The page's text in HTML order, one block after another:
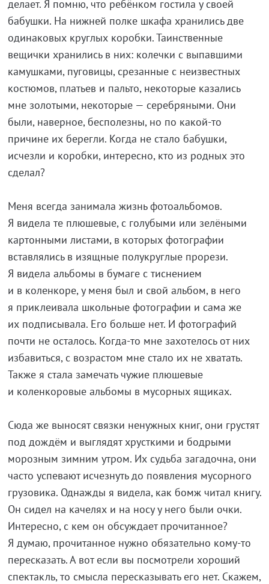
делает. Я помню, что ребёнком гостила у своей
бабушки. На нижней полке шкафа хранились две
одинаковых круглых коробки. Таинственные
вещички хранились в них: колечки с выпавшими
камушками, пуговицы, срезанные с неизвестных
костюмов, платьев и пальто, некоторые казались
мне золотыми, некоторые — серебряными. Они
были, наверное, бесполезны, но по какой-то
причине их берегли. Когда не стало бабушки,
исчезли и коробки, интересно, кто из родных это
сделал?
Меня всегда занимала жизнь фотоальбомов.
Я видела те плюшевые, с голубыми или зелёными
картонными листами, в которых фотографии
вставлялись в изящные полукруглые прорези.
Я видела альбомы в бумаге с тиснением
и в коленкоре, у меня был и свой альбом, в него
я приклеивала школьные фотографии и сама же
их подписывала. Его больше нет. И фотографий
почти не осталось. Когда-то мне захотелось от них
избавиться, с возрастом мне стало их не хватать.
Также я стала замечать чужие плюшевые
и коленкоровые альбомы в мусорных ящиках.
Сюда же выносят связки ненужных книг, они грустят
под дождём и выглядят хрусткими и бодрыми
морозным зимним утром. Их судьба загадочна, они
часто успевают исчезнуть до появления мусорного
грузовика. Однажды я видела, как бомж читал книгу.
Он сидел на качелях и на носу у него были очки.
Интересно, с кем он обсуждает прочитанное?
Я думаю, прочитанное нужно обязательно кому-то
пересказать. А вот если вы посмотрели хороший
спектакль, то смысла пересказывать его нет. Скажем,